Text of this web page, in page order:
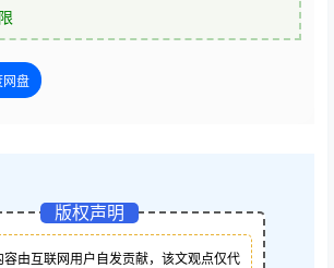
网盘
版权声明
容由互联网用户自发贡献，该文观点仅代